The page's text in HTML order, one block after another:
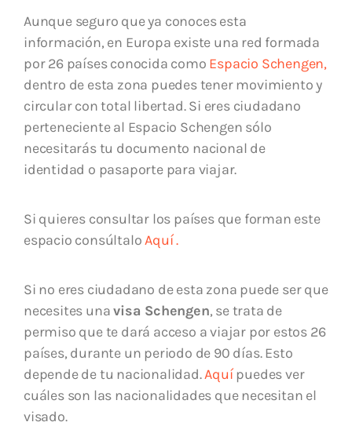
Aunque seguro que ya conoces esta
información, en Europa existe una red formada
por 26 países conocida como Espacio Schengen,
dentro de esta zona puedes tener movimiento y
circular con total libertad. Si eres ciudadano
perteneciente al Espacio Schengen sólo
necesitarás tu documento nacional de
identidad o pasaporte para viajar.
Si quieres consultar los países que forman este
espacio consúltaloAquí .
Si no eres ciudadano de esta zona puede ser que
necesites unavisa Schengen, se trata de
permiso que te dará acceso a viajar por estos 26
países, durante un periodo de 90 días. Esto
depende de tu nacionalidad.Aquípuedes ver
cuáles son las nacionalidades que necesitan el
visado.